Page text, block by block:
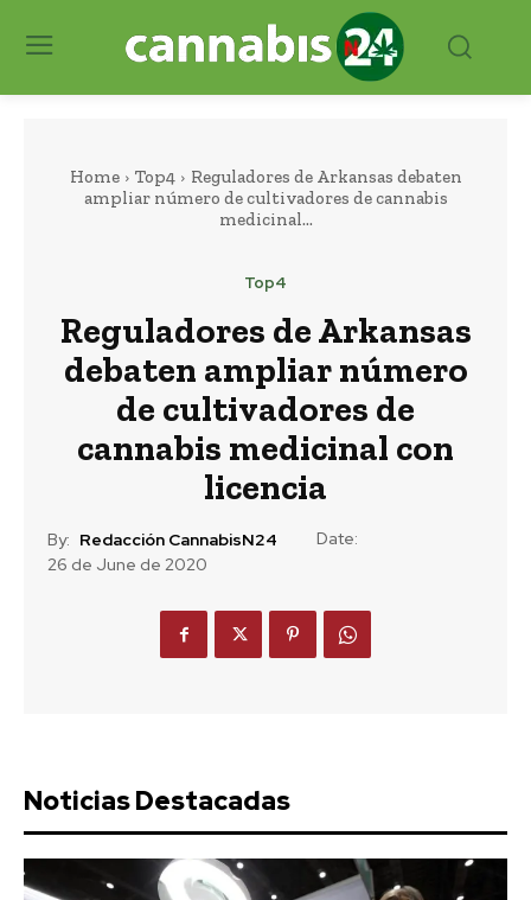
Home Top4
Reguladores de Arkansas debaten
ampliar número de cultivadores de cannabis
medicinal...
Top4
Reguladores de Arkansas
debaten ampliar número
de cultivadores de
cannabis medicinal con
licencia
By: Redacción CannabisN24
Date:
26 de June de 2020
Noticias Destacadas